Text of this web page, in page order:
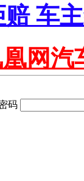
车
网汽
码